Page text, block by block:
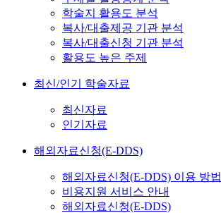
학술지 활용도 분석
복사/대출제공 기관 분석
복사/대출신청 기관 분석
활용도 높은 주제
최신/인기 학술자료
최신자료
인기자료
해외자료신청(E-DDS)
해외자료신청(E-DDS) 이용 방법
비용지원 서비스 안내
해외자료신청(E-DDS)